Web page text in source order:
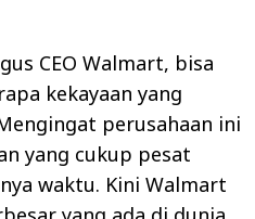
CEO Walmart, bisa
kekayaan yang
perusahaan ini
yang cukup pesat
waktu. Kini Walmart